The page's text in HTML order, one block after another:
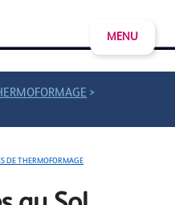
MENU
>
DE THERMOFORMAGE